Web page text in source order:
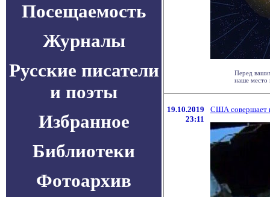
Посещаемость
Журналы
Русские писатели
и поэты
Избранное
Библиотеки
Фотоархив
Перед
наше место
19.10.2019
23:11
США совершает